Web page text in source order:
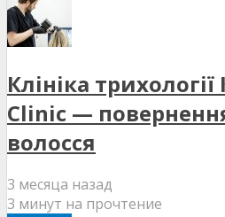
Клініка
Clinic —
волосся
3 месяца назад
3 минут на прочтение